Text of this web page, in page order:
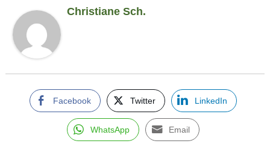
Christiane Sch.
Facebook Twitter LinkedIn
WhatsApp Email